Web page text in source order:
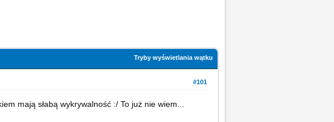
Tryby wyświetlania wątku
#101
mają słabą wykrywalność :/ To już nie wiem...